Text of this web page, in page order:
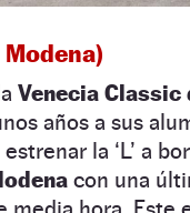
Venecia Classic
años a sus
la ‘L’ a
con una